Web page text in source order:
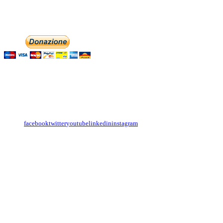
facebooktwitteryoutubelinkedininstagram
English
Italiano